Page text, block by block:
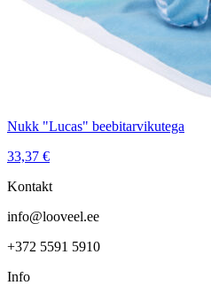
Nukk "Lucas" beebitarvikutega
33,37 €
Kontakt
info@looveel.ee
+372 5591 5910
Info